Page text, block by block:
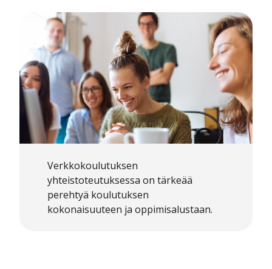
Verkkokoulutuksen
yhteistoteutuksessa on tärkeää
perehtyä koulutuksen
kokonaisuuteen ja oppimisalustaan.